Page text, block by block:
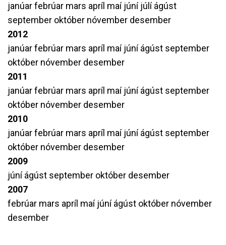
janúarfebrúar mars apríl maí júní júlíágúst
september október nóvember desember
2012
janúarfebrúar mars apríl maí júníágúst september
október nóvember desember
2011
janúarfebrúar mars apríl maí júníágúst september
október nóvember desember
2010
janúarfebrúar mars apríl maí júníágúst september
október nóvember desember
2009
júníágúst september október desember
2007
febrúar mars apríl maí júníágúst október nóvember
desember